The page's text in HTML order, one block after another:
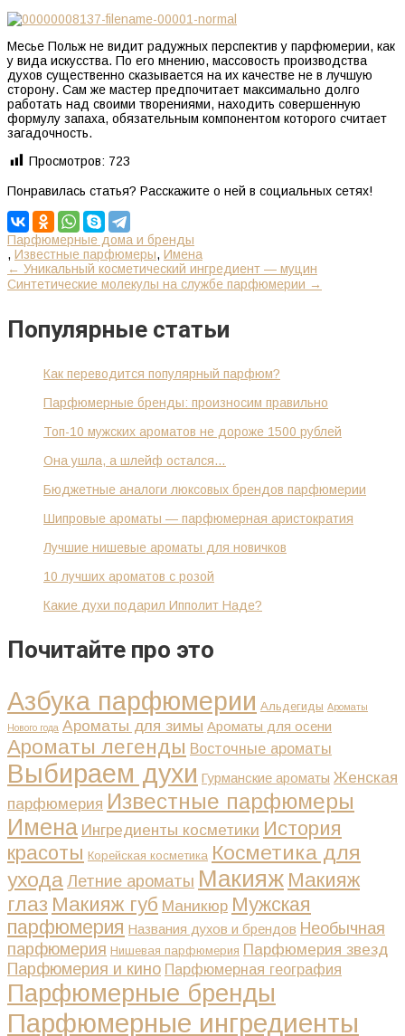
Месье Польж не видит радужных перспектив у парфюмерии, как
у вида искусства. По его мнению, массовость производства
духов существенно сказывается на их качестве не в лучшую
сторону. Сам же мастер предпочитает максимально долго
работать над своими творениями, находить совершенную
формулу запаха, обязательным компонентом которого считает
загадочность.
Просмотров: 723
Понравилась статья? Расскажите о ней в социальных сетях!
Парфюмерные дома и бренды
, Известные парфюмеры, Имена
К
записям
← Уникальный косметический ингредиент — муцин
Синтетические молекулы на службе парфюмерии →
Популярные статьи
Как переводится популярный парфюм?
Парфюмерные бренды: произносим правильно
Топ-10 мужских ароматов не дороже 1500 рублей
Она ушла, а шлейф остался…
Бюджетные аналоги люксовых брендов парфюмерии
Шипровые ароматы — парфюмерная аристократия
Лучшие нишевые ароматы для новичков
10 лучших ароматов с розой
Какие духи подарил Ипполит Наде?
Почитайте про это
Азбука парфюмерии Альдегиды Ароматы
Нового года Ароматы для зимы Ароматы для осени
Ароматы легенды Восточные ароматы
Выбираем духи Гурманские ароматы Женская
парфюмерия Известные парфюмеры
Имена Ингредиенты косметики История
красоты Корейская косметика Косметика для
ухода Летние ароматы Макияж Макияж
глаз Макияж губ Маникюр Мужская
парфюмерия Названия духов и брендов Необычная
парфюмерия Нишевая парфюмерия Парфюмерия звезд
Парфюмерия и кино Парфюмерная география
Парфюмерные бренды
Парфюмерные ингредиенты